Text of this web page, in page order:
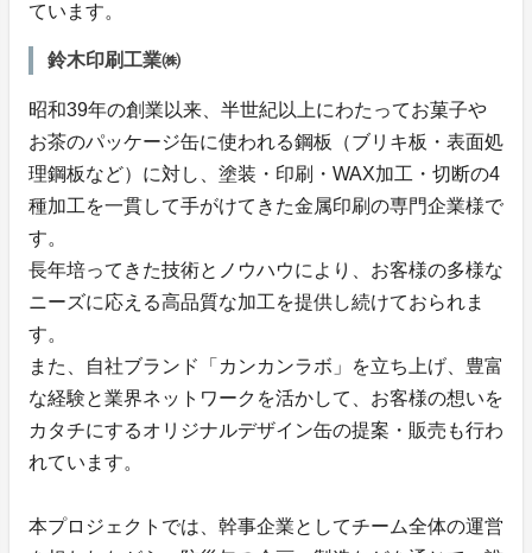
ています。
鈴木印刷工業㈱
昭和39年の創業以来、半世紀以上にわたってお菓子や
お茶のパッケージ缶に使われる鋼板（ブリキ板・表面処
理鋼板など）に対し、塗装・印刷・WAX加工・切断の4
種加工を一貫して手がけてきた金属印刷の専門企業様で
す。
長年培ってきた技術とノウハウにより、お客様の多様な
ニーズに応える高品質な加工を提供し続けておられま
す。
また、自社ブランド「カンカンラボ」を立ち上げ、豊富
な経験と業界ネットワークを活かして、お客様の想いを
カタチにするオリジナルデザイン缶の提案・販売も行わ
れています。
本プロジェクトでは、幹事企業としてチーム全体の運営